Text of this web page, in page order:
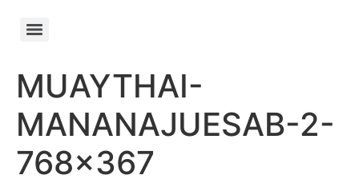
MUAYTHAI-
MANANAJUESAB-2-
768×367